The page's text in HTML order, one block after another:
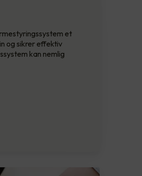
et
og sikrer effektiv
kan nemlig